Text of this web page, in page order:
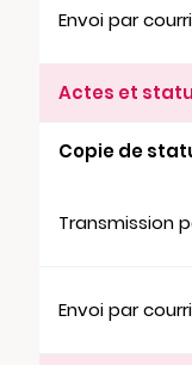
Envoi par
Actes et
Copie de
Transmission
Envoi par